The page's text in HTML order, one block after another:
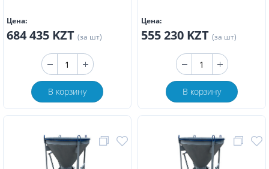
Цена:
684 435 KZT (за шт)
В корзину
Цена:
555 230 KZT (за шт)
В корзину